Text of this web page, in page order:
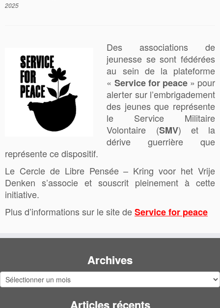
2025
Des associations de
jeunesse se sont fédérées
au sein de la plateforme
« Service for peace» pour
alerter sur l’embrigadement
des jeunes que représente
le Service Militaire
Volontaire (SMV) et la
dérive guerrière que
représente ce dispositif.
Le Cercle de Libre Pensée – Kring voor het Vrije
Denken s’associe et souscrit pleinement à cette
initiative.
Plus d’informations sur le site deService for peace
Archives
Archives
Articles récents